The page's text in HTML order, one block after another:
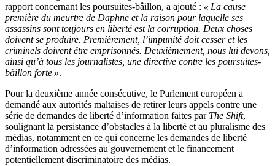
rapport concernant les poursuites-bâillon, a ajouté : « La cause
première du meurtre de Daphne et la raison pour laquelle ses
assassins sont toujours en liberté est la corruption. Deux choses
doivent se produire. Premièrement, l’impunité doit cesser et les
criminels doivent être emprisonnés. Deuxièmement, nous lui devons,
ainsi qu’à tous les journalistes, une directive contre les poursuites-
bâillon forte ».
Pour la deuxième année consécutive, le Parlement européen a
demandé aux autorités maltaises de retirer leurs appels contre une
série de demandes de liberté d’information faites par The Shift,
soulignant la persistance d’obstacles à la liberté et au pluralisme des
médias, notamment en ce qui concerne les demandes de liberté
d’information adressées au gouvernement et le financement
potentiellement discriminatoire des médias.